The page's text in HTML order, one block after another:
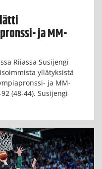
ja MM-
Riiassa Susijengi
yllätyksistä
ja MM-
(48-44). Susijengi